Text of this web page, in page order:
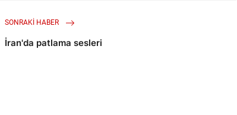
SONRAKI HABER
İran'da patlama sesleri